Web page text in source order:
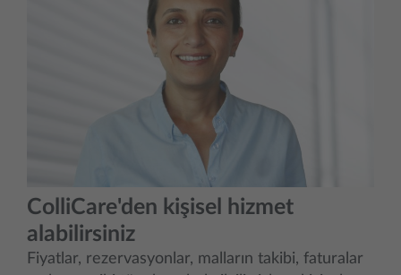
ColliCare'den kişisel hizmet
alabilirsiniz
Fiyatlar, rezervasyonlar, malların takibi, faturalar